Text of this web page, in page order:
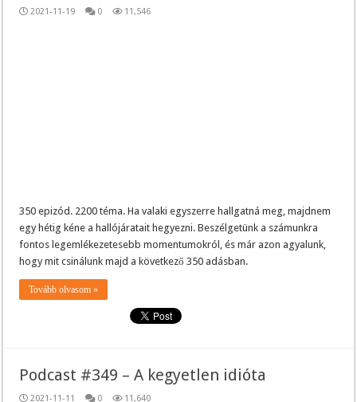
2021-11-19 0 11,546
350 epizód. 2200 téma. Ha valaki egyszerre hallgatná meg, majdnem
egy hétig kéne a hallójáratait hegyezni. Beszélgetünk a számunkra
fontos legemlékezetesebb momentumokról, és már azon agyalunk,
hogy mit csinálunk majd a következő 350 adásban.
Tovább olvasom »
Podcast #349 – A kegyetlen idióta
2021-11-11 0 11,640